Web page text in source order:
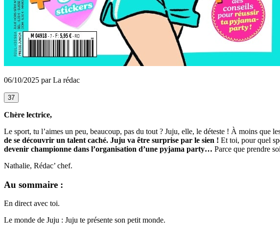
06/10/2025 par La rédac
37
Chère lectrice,
Le sport, tu l’aimes un peu, beaucoup, pas du tout ? Juju, elle, le déteste ! À moins que
de se découvrir un talent caché. Juju va être surprise par le sien ! Et toi, pour quel
devenir championne dans l’organisation d’une pyjama party… Parce que prendre
Nathalie, Rédac’ chef.
Au sommaire :
En direct avec toi.
Le monde de Juju : Juju te présente son petit monde.